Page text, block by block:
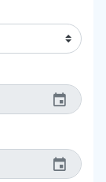
event
event